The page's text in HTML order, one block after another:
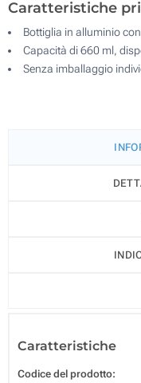
Caratteristiche
Bottiglia in alluminio
Capacità di 660 ml,
Senza imballaggio
Caratteristiche
Codice del prodotto: